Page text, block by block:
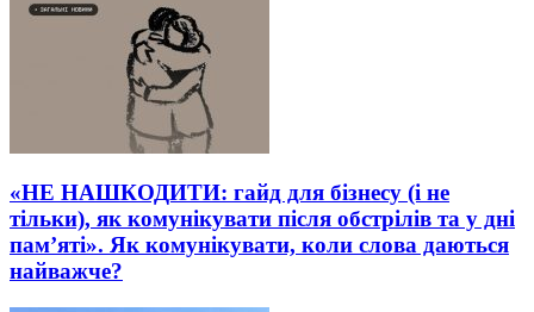
«НЕ НАШКОДИТИ: гайд для бізнесу (і не
тільки), як комунікувати після обстрілів та у дні
пам’яті». Як комунікувати, коли слова даються
найважче?